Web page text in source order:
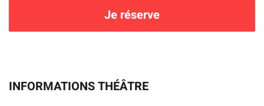
Je réserve
INFORMATIONS THÉÂTRE